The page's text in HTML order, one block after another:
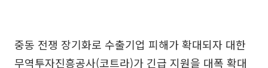
중동 전쟁 장기화로 수출기업 피해가 확대되자 대한
무역투자진흥공사(코트라)가 긴급 지원을 대폭 확대